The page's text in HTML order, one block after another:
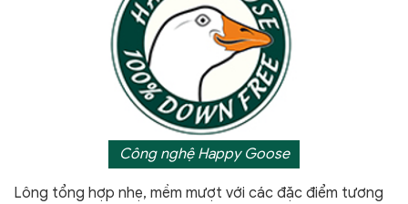
Công nghệ Happy Goose
Lông tổng hợp nhẹ, mềm mượt với các đặc điểm tương